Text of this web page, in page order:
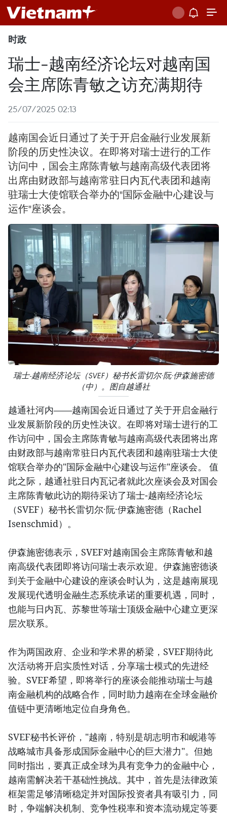
时政
瑞士-越南经济论坛对越南国
会主席陈青敏之访充满期待
25/07/2025 02:13
越南国会近日通过了关于开启金融行业发展新
阶段的历史性决议。在即将对瑞士进行的工作
访问中，国会主席陈青敏与越南高级代表团将
出席由财政部与越南常驻日内瓦代表团和越南
驻瑞士大使馆联合举办的"国际金融中心建设与
运作"座谈会。
瑞士-越南经济论坛（SVEF）秘书长雷切尔·阮·伊森施密德
（中）。图自越通社
越通社河内——越南国会近日通过了关于开启金融行
业发展新阶段的历史性决议。在即将对瑞士进行的工
作访问中，国会主席陈青敏与越南高级代表团将出席
由财政部与越南常驻日内瓦代表团和越南驻瑞士大使
馆联合举办的"国际金融中心建设与运作"座谈会。 值
此之际，越通社驻日内瓦记者就此次座谈会及对国会
主席陈青敏此访的期待采访了瑞士-越南经济论坛
（SVEF）秘书长雷切尔·阮·伊森施密德（Rachel
Isenschmid）。
伊森施密德表示，SVEF对越南国会主席陈青敏和越
南高级代表团即将访问瑞士表示欢迎。伊森施密德谈
到关于金融中心建设的座谈会时认为，这是越南展现
发展现代透明金融生态系统承诺的重要机遇，同时，
也能与日内瓦、苏黎世等瑞士顶级金融中心建立更深
层次联系。
作为两国政府、企业和学术界的桥梁，SVEF期待此
次活动将开启实质性对话，分享瑞士模式的先进经
验。SVEF希望，即将举行的座谈会能推动瑞士与越
南金融机构的战略合作，同时助力越南在全球金融价
值链中更清晰地定位自身角色。
SVEF秘书长评价，"越南，特别是胡志明市和岘港等
战略城市具备形成国际金融中心的巨大潜力"。但她
同时指出，要真正成全球为具有竞争力的金融中心，
越南需解决若干基础性挑战。其中，首先是法律政策
框架需足够清晰稳定并对国际投资者具有吸引力，同
时，争端解决机制、竞争性税率和资本流动规定等要